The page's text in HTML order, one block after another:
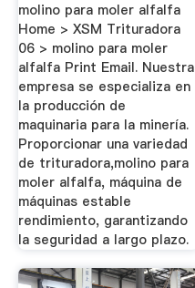
molino para moler alfalfa
Home > XSM Trituradora
06 > molino para moler
alfalfa Print Email. Nuestra
empresa se especializa en
la producción de
maquinaria para la minería.
Proporcionar una variedad
de trituradora,molino para
moler alfalfa, máquina de
máquinas estable
rendimiento, garantizando
la seguridad a largo plazo.